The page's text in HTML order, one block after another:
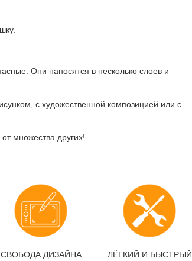
Они наносятся в несколько слоев и
с художественной композицией или с
множества других!
СВОБОДА ДИЗАЙНА
ЛЁГКИЙ И БЫСТРЫЙ